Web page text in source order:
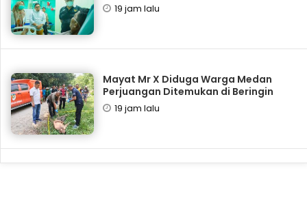
19 jam lalu
Mayat Mr X Diduga Warga Medan
Perjuangan Ditemukan di Beringin
19 jam lalu